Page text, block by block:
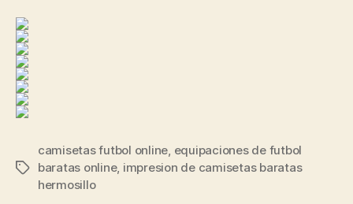
Etiquetas
camisetas futbol online, equipaciones de futbol
baratas online, impresion de camisetas baratas
hermosillo